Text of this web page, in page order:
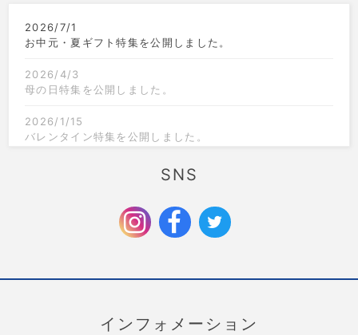
2026/7/1
お中元・夏ギフト特集を公開しました。
2026/4/3
母の日特集を公開しました。
2026/1/15
バレンタイン特集を公開しました。
クリスマス限定のラッピングを追加しました。
お歳暮特集を公開しました。
SNS
インフォメーション